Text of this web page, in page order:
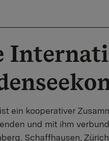
ist ein kooperativer
und mit ihm
Schaffhausen,